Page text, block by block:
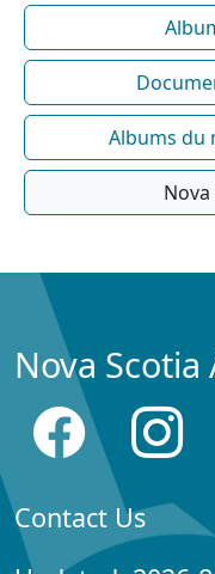
Albums du
Nova Scotia
Contact Us